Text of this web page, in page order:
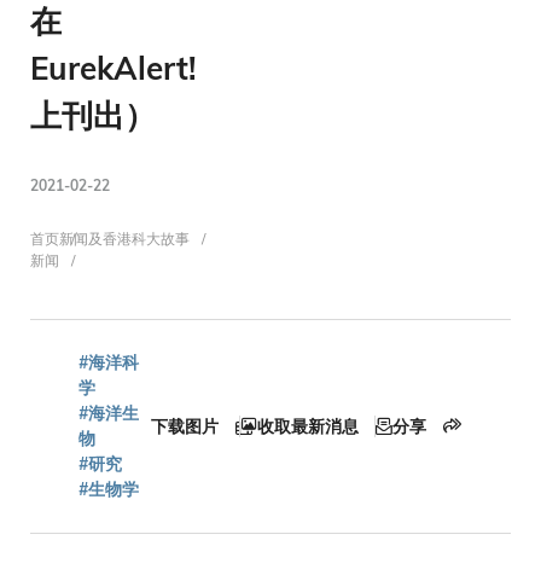
在
EurekAlert!
上刊出）
2021-02-22
面
包
屑
首页新闻及香港科大故事
新闻
#海洋科
学
#海洋生
物
#研究
#生物学
下载图片 收取最新消息 分享